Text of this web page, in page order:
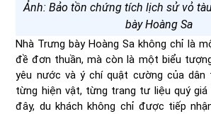
Ảnh: Bảo tồn chứng tích lịch sử vỏ
bày Hoàng Sa
Nhà Trưng bày Hoàng Sa không chỉ là
đề đơn thuần, mà còn là một biểu
yêu nước và ý chí quật cường của dân
từng hiện vật, từng trang tư liệu quý
đây, du khách không chỉ được tiếp